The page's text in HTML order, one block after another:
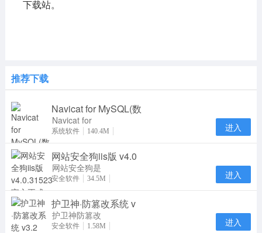
下载站。
推荐下载
Navicat for MySQL(数
Navicat for
MySQL15是
MySQL数据
库研发推
系统软件 140.4M 进入
网站安全狗iis版 v4.0
网站安全狗是
一款集网站内
网站资源保护
及
安全软件 34.5M 进入
护卫神·防篡改系统 v
护卫神防篡改
系统是一款专
安全软件 1.58M 进入